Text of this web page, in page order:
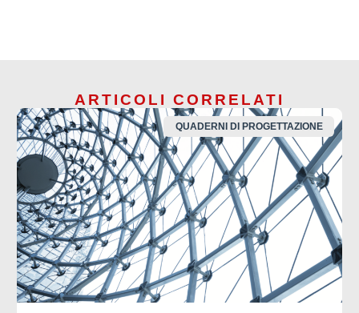
ARTICOLI CORRELATI
QUADERNI DI PROGETTAZIONE